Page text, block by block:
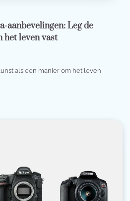
aanbevelingen: Leg de
het leven vast
als een manier om het leven